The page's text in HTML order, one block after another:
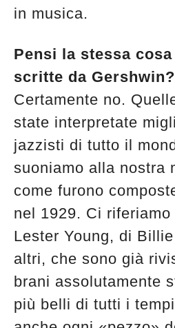
in musica.
Pensi la stessa
scritte da Gershwin?
Certamente no.
state interpretate
jazzisti di tutto il
suoniamo alla nostra
come furono
nel 1929. Ci
Lester Young, di
altri, che sono già
brani assolutamente
più belli di tutti i